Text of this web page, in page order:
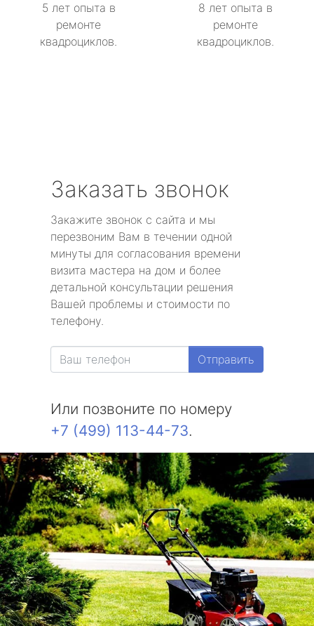
5 лет опыта в
ремонте
квадроциклов.
8 лет опыта в
ремонте
квадроциклов.
Заказать звонок
Закажите звонок с сайта и мы
перезвоним Вам в течении одной
минуты для согласования времени
визита мастера на дом и более
детальной консультации решения
Вашей проблемы и стоимости по
телефону.
Отправить
Или позвоните по номеру
+7 (499) 113-44-73.